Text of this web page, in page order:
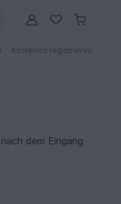
Kostenlos registrieren
dem Eingang